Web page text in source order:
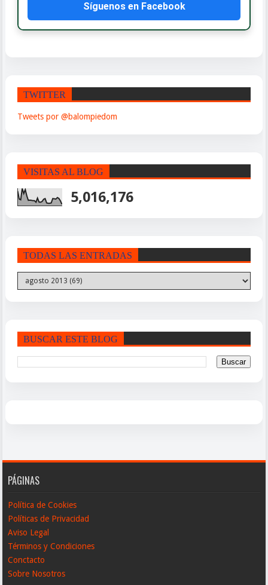
Síguenos en Facebook
TWITTER
Tweets por @balompiedom
VISITAS AL BLOG
5,016,176
TODAS LAS ENTRADAS
BUSCAR ESTE BLOG
PÁGINAS
Política de Cookies
Políticas de Privacidad
Aviso Legal
Términos y Condiciones
Conctacto
Sobre Nosotros